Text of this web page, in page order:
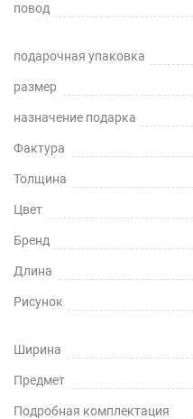
повод
подарочная упаковка
размер
назначение подарка
Фактура
Толщина
Цвет
Бренд
Длина
Рисунок
Ширина
Предмет
Подробная комплектация